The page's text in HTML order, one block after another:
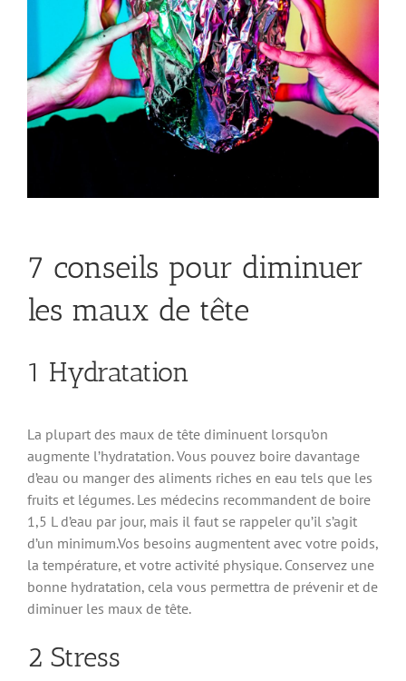
7 conseils pour diminuer
les maux de tête
1 Hydratation
La plupart des maux de tête diminuent lorsqu’on
augmente l’hydratation. Vous pouvez boire davantage
d’eau ou manger des aliments riches en eau tels que les
fruits et légumes. Les médecins recommandent de boire
1,5 L d’eau par jour, mais il faut se rappeler qu’il s’agit
d’un minimum.Vos besoins augmentent avec votre poids,
la température, et votre activité physique. Conservez une
bonne hydratation, cela vous permettra de prévenir et de
diminuer les maux de tête.
2 Stress